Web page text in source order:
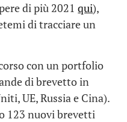
di più 2021qui),
di tracciare un
con un portfolio
di brevetto in
UE, Russia e Cina).
123 nuovi brevetti